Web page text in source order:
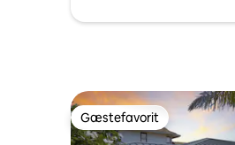
overdækket parkering.
Gæstefavorit
Gæstefavorit